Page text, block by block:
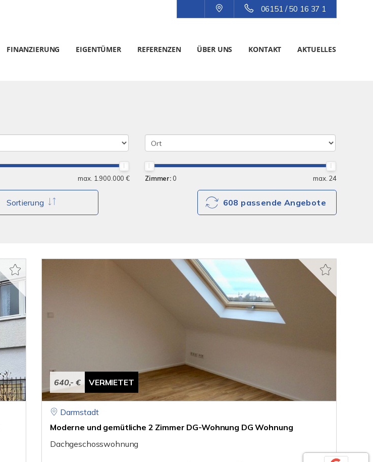
06151 / 50 16 37 1
FINANZIERUNG EIGENTÜMER REFERENZEN ÜBER UNS KONTAKT AKTUELLES
max. 1.900.000 € Zimmer: 0 max. 24
Sortierung 608 passende Angebote
640,- € VERMIETET
Darmstadt
Moderne und gemütliche 2 Zimmer DG-Wohnung DG Wohnung
Dachgeschosswohnung